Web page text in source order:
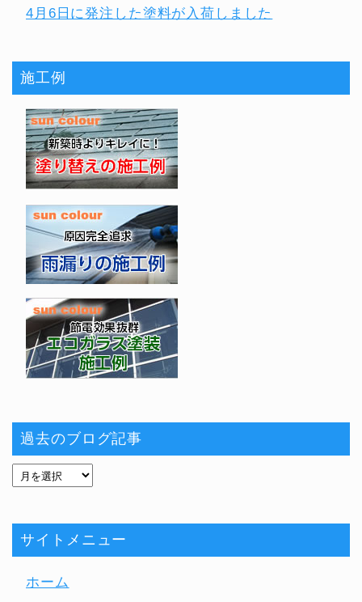
4月6日に発注した塗料が入荷しました
施工例
過去のブログ記事
サイトメニュー
ホーム